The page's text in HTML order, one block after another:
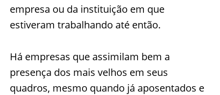
empresa ou da instituição em que
estiveram trabalhando até então.
Há empresas que assimilam bem a
presença dos mais velhos em seus
quadros, mesmo quando já aposentados e